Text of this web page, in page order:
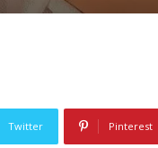
Twitter Pinterest